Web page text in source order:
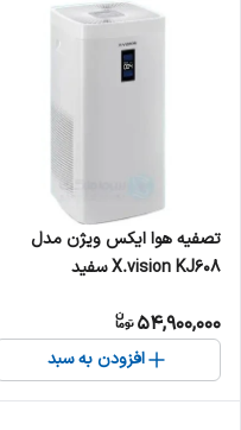
تصفیه هوا ایکس ویژن مدل
X.vision KJ608 سفید
54,900,000
افزودن به سبد